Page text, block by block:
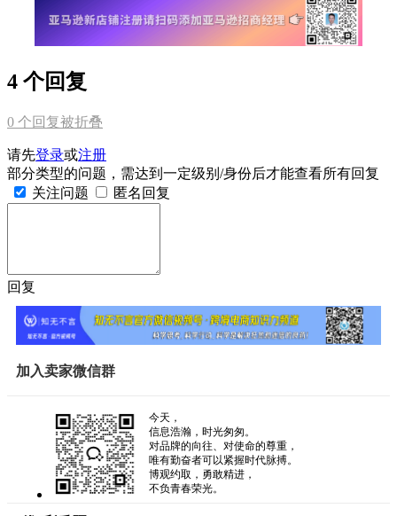
4 个回复
0 个回复被折叠
请先登录或注册
部分类型的问题，需达到一定级别/身份后才能查看所有回复
关注问题
匿名回复
回复
加入卖家微信群
今天，
信息浩瀚，时光匆匆。
对品牌的向往、对使命的尊重，
唯有勤奋者可以紧握时代脉搏。
博观约取，勇敢精进，
不负青春荣光。